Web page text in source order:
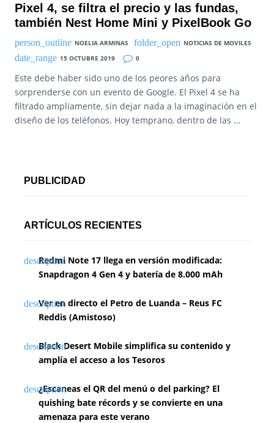
Pixel 4, se filtra el precio y las fundas,
también Nest Home Mini y PixelBook Go
NOELIA ARMINAS
NOTICIAS DE MOVILES
15 OCTUBRE 2019
0
Este debe haber sido uno de los peores años para
sorprenderse con un evento de Google. El Pixel 4 se ha
filtrado ampliamente, sin dejar nada a la imaginación en el
diseño de los teléfonos. Hoy temprano, dentro de las …
PUBLICIDAD
ARTÍCULOS RECIENTES
Redmi Note 17 llega en versión modificada:
Snapdragon 4 Gen 4 y batería de 8.000 mAh
Ver en directo el Petro de Luanda – Reus FC
Reddis (Amistoso)
Black Desert Mobile simplifica su contenido y
amplía el acceso a los Tesoros
¿Escaneas el QR del menú o del parking? El
quishing bate récords y se convierte en una
amenaza para este verano